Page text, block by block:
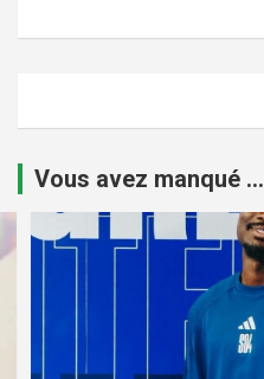
Vous avez manqué ...